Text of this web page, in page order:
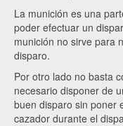
La munición es una
poder efectuar un
munición no sirve para
disparo.
Por otro lado no basta
necesario disponer de
buen disparo sin poner
cazador durante el